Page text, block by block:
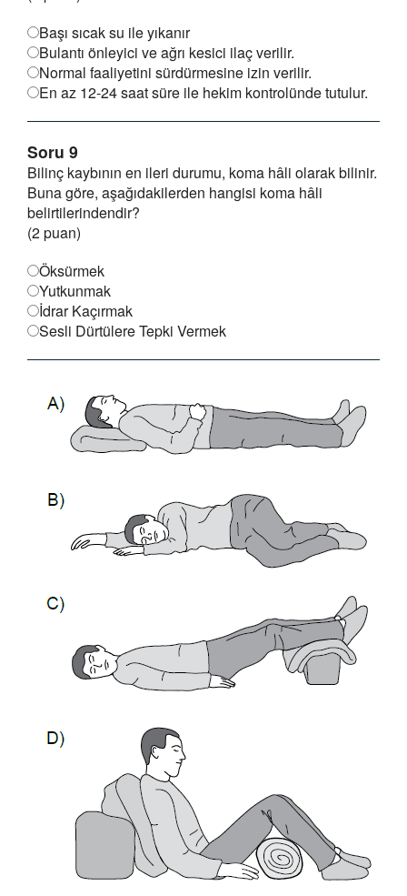
Başı sıcak su ile yıkanır
Bulantı önleyici ve ağrı kesici ilaç verilir.
Normal faaliyetini sürdürmesine izin verilir.
En az 12-24 saat süre ile hekim kontrolünde tutulur.
Soru 9
Bilinç kaybının en ileri durumu, koma hâli olarak bilinir.
Buna göre, aşağıdakilerden hangisi koma hâli
belirtilerindendir?
(2 puan)
Öksürmek
Yutkunmak
İdrar Kaçırmak
Sesli Dürtülere Tepki Vermek